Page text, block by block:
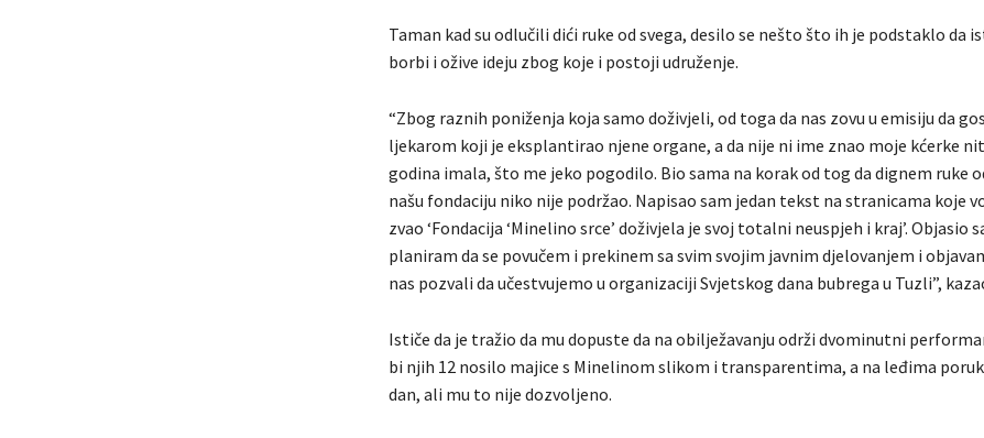
Taman kad su odlučili dići ruke od svega, desilo se nešto što ih je podstaklo da
borbi i ožive ideju zbog koje i postoji udruženje.
“Zbog raznih poniženja koja samo doživjeli, od toga da nas zovu u emisiju da
ljekarom koji je eksplantirao njene organe, a da nije ni ime znao moje kćerke
godina imala, što me jeko pogodilo. Bio sama na korak od tog da dignem ruke
našu fondaciju niko nije podržao. Napisao sam jedan tekst na stranicama koje
zvao ‘Fondacija ‘Minelino srce’ doživjela je svoj totalni neuspjeh i kraj’. Objasio
planiram da se povučem i prekinem sa svim svojim javnim djelovanjem i
nas pozvali da učestvujemo u organizaciji Svjetskog dana bubrega u Tuzli”,
Ističe da je tražio da mu dopuste da na obilježavanju održi dvominutni
bi njih 12 nosilo majice s Minelinom slikom i transparentima, a na leđima
dan, ali mu to nije dozvoljeno.